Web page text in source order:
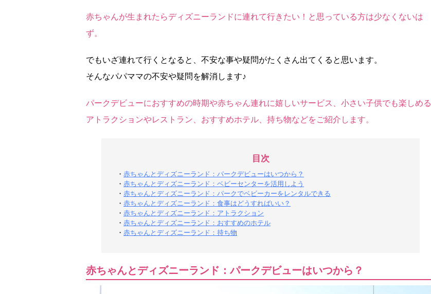
赤ちゃんが生まれたらディズニーランドに連れて行きたい！と思っている方は少なくないは
ず。
でもいざ連れて行くとなると、不安な事や疑問がたくさん出てくると思います。
そんなパパママの不安や疑問を解消します♪
パークデビューにおすすめの時期や赤ちゃん連れに嬉しいサービス、小さい子供でも楽しめる
アトラクションやレストラン、おすすめホテル、持ち物などをご紹介します。
目次
・ 赤ちゃんとディズニーランド：パークデビューはいつから？
・ 赤ちゃんとディズニーランド：ベビーセンターを活用しよう
・ 赤ちゃんとディズニーランド：パークでベビーカーをレンタルできる
・ 赤ちゃんとディズニーランド：食事はどうすればいい？
・ 赤ちゃんとディズニーランド：アトラクション
・ 赤ちゃんとディズニーランド：おすすめのホテル
・ 赤ちゃんとディズニーランド：持ち物
赤ちゃんとディズニーランド：パークデビューはいつから？